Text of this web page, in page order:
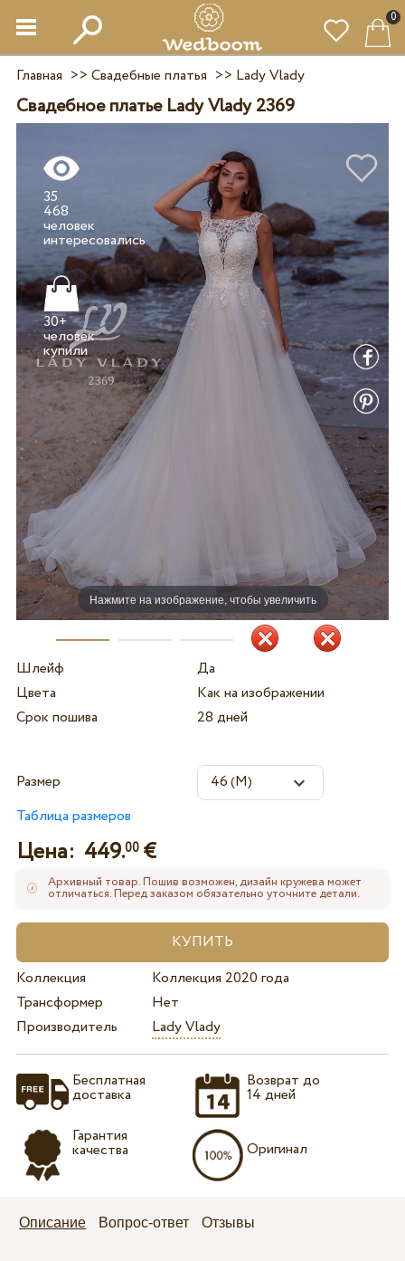
0
Главная >> Свадебные платья >> Lady Vlady
Свадебное платье Lady Vlady 2369
Нажмите на изображение, чтобы увеличить
35
468
человек
интересовались
30+
человек
купили
Шлейф
Да
Цвета
Как на изображении
Срок пошива
28 дней
Размер
Таблица размеров
Цена: 449.00€
Архивный товар. Пошив возможен, дизайн кружева может
отличаться. Перед заказом обязательно уточните детали.
Коллекция
Коллекция 2020 года
Трансформер
Нет
Производитель
Lady Vlady
Бесплатная
доставка
Гарантия
качества
Возврат до
14 дней
Оригинал
Описание Вопрос-ответ Отзывы